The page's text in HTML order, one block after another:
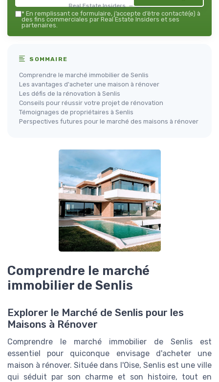
Real Estate Insiders — 2026
* En remplissant ce formulaire, j’accepte d’être contacté(e) à
des fins commerciales par Real Estate Insiders et ses
partenaires.
SOMMAIRE
Comprendre le marché immobilier de Senlis
Les avantages d'acheter une maison à rénover
Les défis de la rénovation à Senlis
Conseils pour réussir votre projet de rénovation
Témoignages de propriétaires à Senlis
Perspectives futures pour le marché des maisons à rénover
Comprendre le marché
immobilier de Senlis
Explorer le Marché de Senlis pour les
Maisons à Rénover
Comprendre le marché immobilier de Senlis est
essentiel pour quiconque envisage d'acheter une
maison à rénover. Située dans l'Oise, Senlis est une ville
qui séduit par son charme et son histoire, tout en